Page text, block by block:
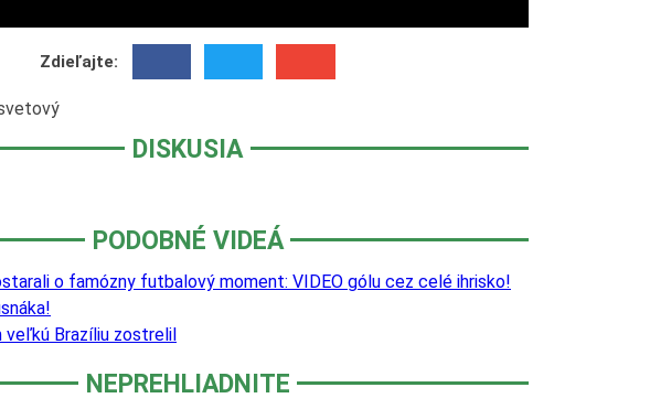
Zdieľajte:
DISKUSIA
PODOBNÉ VIDEÁ
o famózny futbalový moment: VIDEO gólu cez celé ihrisko!
veľkú Brazíliu zostrelil
NEPREHLIADNITE